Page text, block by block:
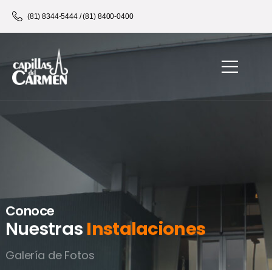
(81) 8344-5444 / (81) 8400-0400
Home Galería
Conoce
Nuestras Instalaciones
Galería de Fotos